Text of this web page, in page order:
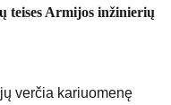
teises Armijos inžinierių
verčia kariuomenę